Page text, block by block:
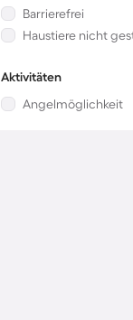
Barrierefrei
Haustiere nicht
Aktivitäten
Angelmöglichkeit